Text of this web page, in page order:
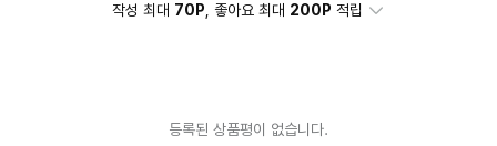
작성 최대 70P , 좋아요 최대 200P 적립
등록된 상품평이 없습니다.